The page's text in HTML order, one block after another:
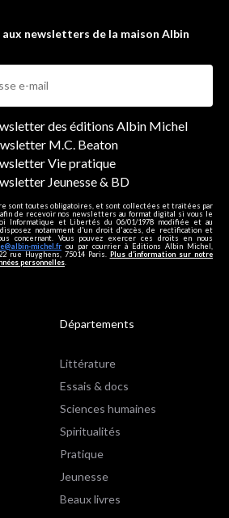
newsletters de la maison Albin
des éditions Albin Michel
M.C. Beaton
Vie pratique
Jeunesse & BD
sont toutes obligatoires, et sont collectées et traitées par
de recevoir nos newsletters au format digital si vous le
Informatique et Libertés du 06/01/1978 modifiée et au
notamment d'un droit d'accès, de rectification et
concernant. Vous pouvez exercer ces droits en nous
michel.fr ou par courrier à Editions Albin Michel,
rue Huyghens, 75014 Paris. Plus d’information sur notre
personnelles
Départements
Littérature
Essais & docs
Sciences humaines
Spiritualités
Pratique
Jeunesse
Beaux livres